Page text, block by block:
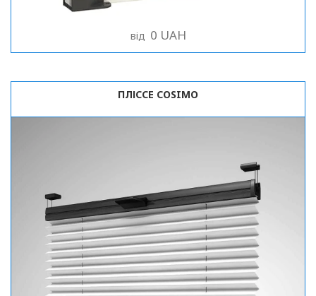
від 0 UAH
ПЛІССЕ COSIMO